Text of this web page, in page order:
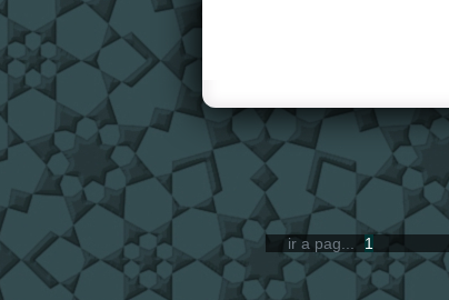
ir a pag... 1